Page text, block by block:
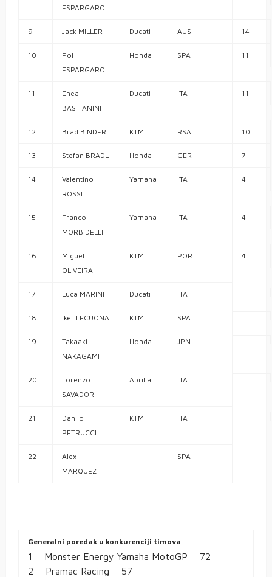
ESPARGARO
9 Jack MILLER Ducati AUS 14
10
Pol
ESPARGARO
Honda SPA 11
11
Enea
BASTIANINI
Ducati ITA 11
12 Brad BINDER KTM RSA 10
13 Stefan BRADL Honda GER 7
14
Valentino
ROSSI
Yamaha ITA 4
15
Franco
MORBIDELLI
Yamaha ITA 4
16
Miguel
OLIVEIRA
KTM POR 4
17 Luca MARINI Ducati ITA
18 Iker LECUONA KTM SPA
19
Takaaki
NAKAGAMI
Honda JPN
20
Lorenzo
SAVADORI
Aprilia ITA
21
Danilo
PETRUCCI
KTM ITA
22
Alex
MARQUEZ
SPA
Generalni poredak u konkurenciji timova
1 Monster Energy Yamaha MotoGP 72
2 Pramac Racing 57